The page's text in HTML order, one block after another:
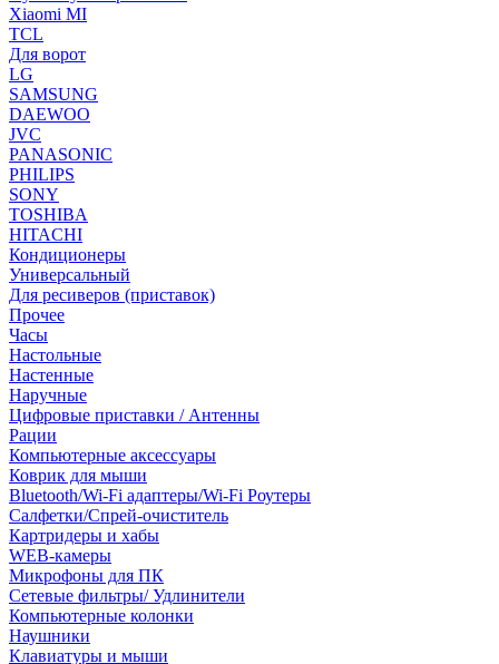
Xiaomi MI
TCL
Для ворот
LG
SAMSUNG
DAEWOO
JVC
PANASONIC
PHILIPS
SONY
TOSHIBA
HITACHI
Кондиционеры
Универсальный
Для ресиверов (приставок)
Прочее
Часы
Настольные
Настенные
Наручные
Цифровые приставки / Антенны
Рации
Компьютерные аксессуары
Коврик для мыши
Bluetooth/Wi-Fi адаптеры/Wi-Fi Роутеры
Салфетки/Спрей-очиститель
Картридеры и хабы
WEB-камеры
Микрофоны для ПК
Сетевые фильтры/ Удлинители
Компьютерные колонки
Наушники
Клавиатуры и мыши